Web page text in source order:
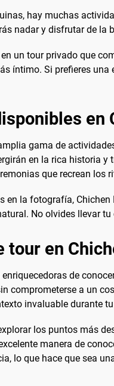
hay muchas
nadar y disfrutar de la
un tour privado que
íntimo. Si prefieres
en
gama de
en la rica historia
que recrean los
en la fotografía,
No olvides llevar
tour en
de
comprometerse a un
invaluable durante
los puntos más
manera de
lo que hace que sea